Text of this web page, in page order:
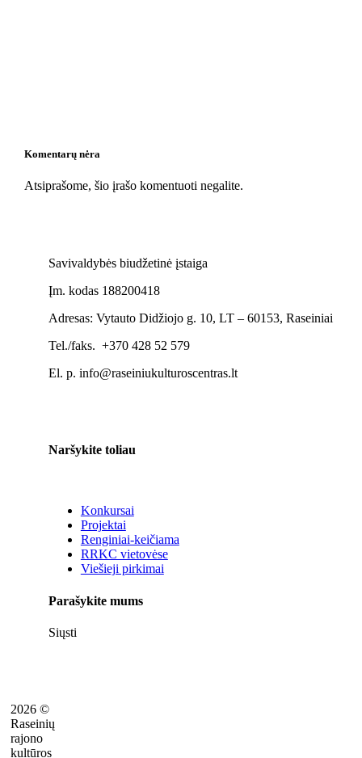
Komentarų nėra
Atsiprašome, šio įrašo komentuoti negalite.
Savivaldybės biudžetinė įstaiga
Įm. kodas 188200418
Adresas: Vytauto Didžiojo g. 10, LT – 60153, Raseiniai
Tel./faks. +370 428 52 579
El. p. info@raseiniukulturoscentras.lt
Naršykite toliau
Konkursai
Projektai
Renginiai-keičiama
RRKC vietovėse
Viešieji pirkimai
Parašykite mums
Siųsti
2026 ©
Raseinių
rajono
kultūros